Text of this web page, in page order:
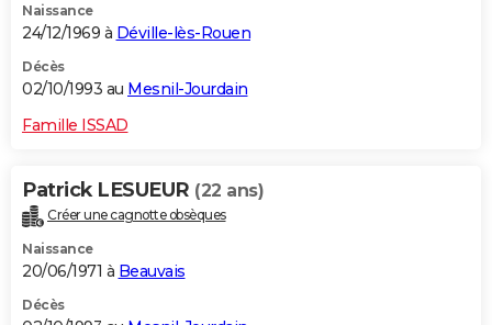
Naissance
24/12/1969 à Déville-lès-Rouen
Décès
02/10/1993 au Mesnil-Jourdain
Famille ISSAD
Patrick LESUEUR (22 ans)
Créer une cagnotte obsèques
Naissance
20/06/1971 à Beauvais
Décès